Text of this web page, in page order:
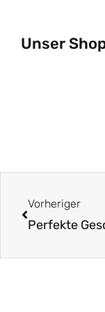
Unser
Vorheriger
Perfekte